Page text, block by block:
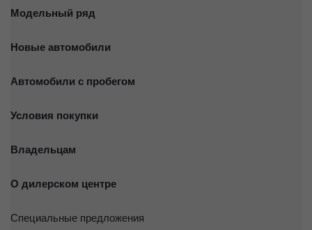
Модельный ряд
Новые автомобили
Автомобили с пробегом
Условия покупки
Владельцам
О дилерском центре
Специальные предложения